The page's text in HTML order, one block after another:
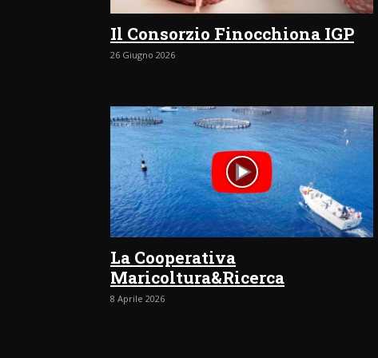
Il Consorzio Finocchiona IGP
26 Giugno 2026
La Cooperativa
Maricoltura&Ricerca
8 Aprile 2026